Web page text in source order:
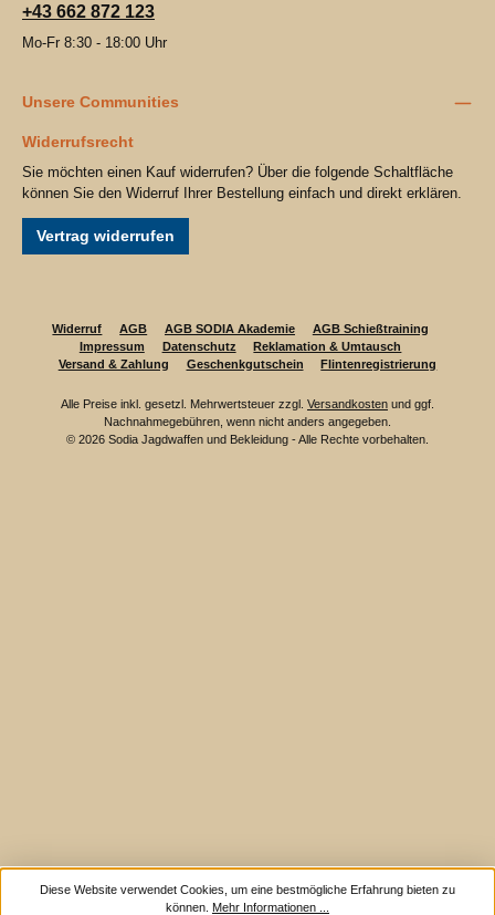
+43 662 872 123
Mo-Fr 8:30 - 18:00 Uhr
Unsere Communities
Widerrufsrecht
Sie möchten einen Kauf widerrufen? Über die folgende Schaltfläche
können Sie den Widerruf Ihrer Bestellung einfach und direkt erklären.
Vertrag widerrufen
Widerruf AGB AGB SODIA Akademie
AGB Schießtraining
Impressum
Datenschutz
Reklamation & Umtausch
Versand & Zahlung
Geschenkgutschein Flintenregistrierung
Alle Preise inkl. gesetzl. Mehrwertsteuer zzgl. Versandkosten und ggf.
Nachnahmegebühren, wenn nicht anders angegeben.
© 2026 Sodia Jagdwaffen und Bekleidung - Alle Rechte vorbehalten.
Diese Website verwendet Cookies, um eine bestmögliche Erfahrung bieten zu
können. Mehr Informationen ...